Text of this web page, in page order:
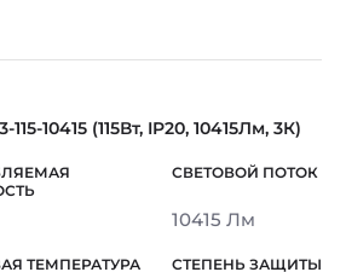
10415 (115Вт, IP20, 10415Лм, 3К)
10415 Лм